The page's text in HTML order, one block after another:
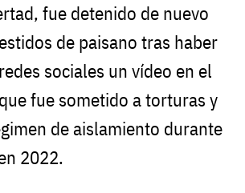
fue detenido de nuevo
de paisano tras haber
sociales un vídeo en el
fue sometido a torturas y
de aislamiento durante
2022.